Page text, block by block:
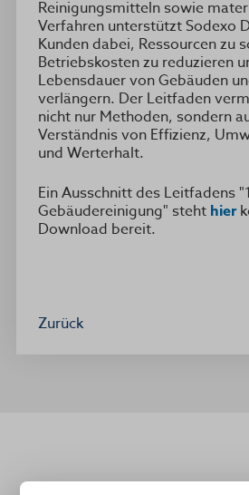
Reinigungsmitteln sowie
Verfahren unterstützt Sodexo
Kunden dabei, Ressourcen zu
Betriebskosten zu reduzieren
Lebensdauer von Gebäuden
verlängern. Der Leitfaden
nicht nur Methoden, sondern
Verständnis von Effizienz,
und Werterhalt.
Ein Ausschnitt des Leitfadens
Gebäudereinigung" steht hier
Download bereit.
Zurück